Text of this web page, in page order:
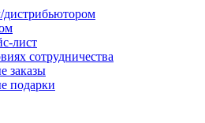
дистрибьютором
лист
сотрудничества
заказы
подарки